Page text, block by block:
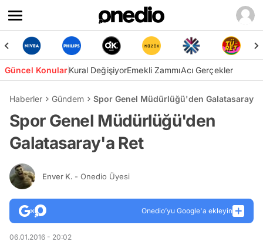
Güncel KonularKural DeğişiyorEmekli ZammıAcı Gerçekler
Haberler Gündem Spor Genel Müdürlüğü'den Galatasaray'a
Spor Genel Müdürlüğü'den
Galatasaray'a Ret
Enver K. - Onedio Üyesi
Onedio’yu Google'a ekleyin
06.01.2016 - 20:02